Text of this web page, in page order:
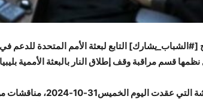
[#الشباب_يشارك] التابع لبعثة الأمم المتحدة للدعم
قسم مراقبة وقف إطلاق النار بالبعثة الأممية
وشهدت الورشة